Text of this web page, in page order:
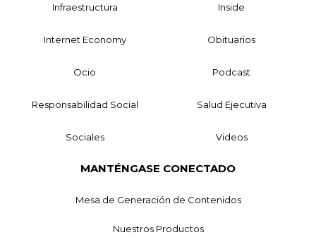
Infraestructura Inside
Internet Economy Obituarios
Ocio Podcast
Responsabilidad Social Salud Ejecutiva
Sociales Videos
MANTÉNGASE CONECTADO
Mesa de Generación de Contenidos
Nuestros Productos